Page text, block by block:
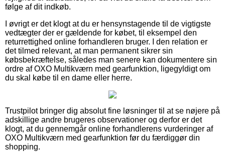
følge af dit indkøb.
I øvrigt er det klogt at du er hensynstagende til de vigtigste
vedtægter der er gældende for købet, til eksempel den
returrettighed online forhandleren bruger. I den relation er
det tilmed relevant, at man permanent sikrer sin
købsbekræftelse, således man senere kan dokumentere sin
ordre af OXO Multikværn med gearfunktion, ligegyldigt om
du skal købe til en dame eller herre.
Trustpilot bringer dig absolut fine løsninger til at se nøjere på
adskillige andre brugeres observationer og derfor er det
klogt, at du gennemgår online forhandlerens vurderinger af
OXO Multikværn med gearfunktion før du færdiggør din
shopping.